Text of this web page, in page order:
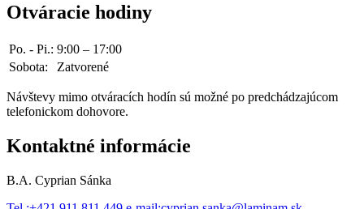
Otváracie hodiny
Po. - Pi.: 9:00 – 17:00
Sobota:
Zatvorené
Návštevy mimo otváracích hodín sú možné po predchádzajúcom
telefonickom dohovore.
Kontaktné informácie
B.A. Cyprian Sánka